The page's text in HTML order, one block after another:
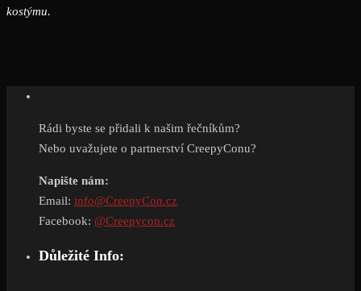
kostýmu.
Rádi byste se přidali k našim řečníkům?
Nebo uvažujete o partnerství CreepyConu?
Napište nám:
Email: info@CreepyCon.cz
Facebook: @Creepycon.cz
Důležité Info: